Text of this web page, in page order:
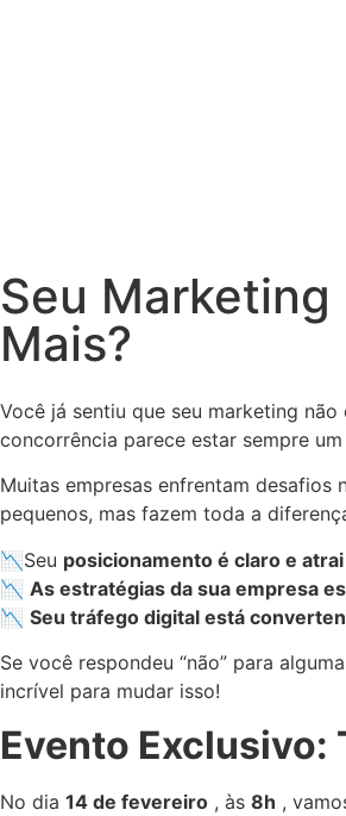
Seu Marketing
Mais?
Você já sentiu que seu marketing
concorrência parece estar sempre
Muitas empresas enfrentam
pequenos, mas fazem toda a
📉Seu posicionamento é claro e
📉 As estratégias da sua empresa
📉 Seu tráfego digital está
Se você respondeu “não” para
incrível para mudar isso!
Evento Exclusivo:
No dia 14 de fevereiro , às 8h ,